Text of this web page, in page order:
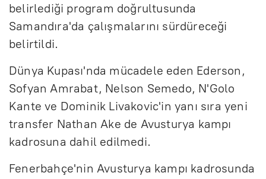
belirlediği program doğrultusunda
Samandıra'da çalışmalarını sürdüreceği
belirtildi.
Dünya Kupası'nda mücadele eden Ederson,
Sofyan Amrabat, Nelson Semedo, N'Golo
Kante ve Dominik Livakovic'in yanı sıra yeni
transfer Nathan Ake de Avusturya kampı
kadrosuna dahil edilmedi.
Fenerbahçe'nin Avusturya kampı kadrosunda